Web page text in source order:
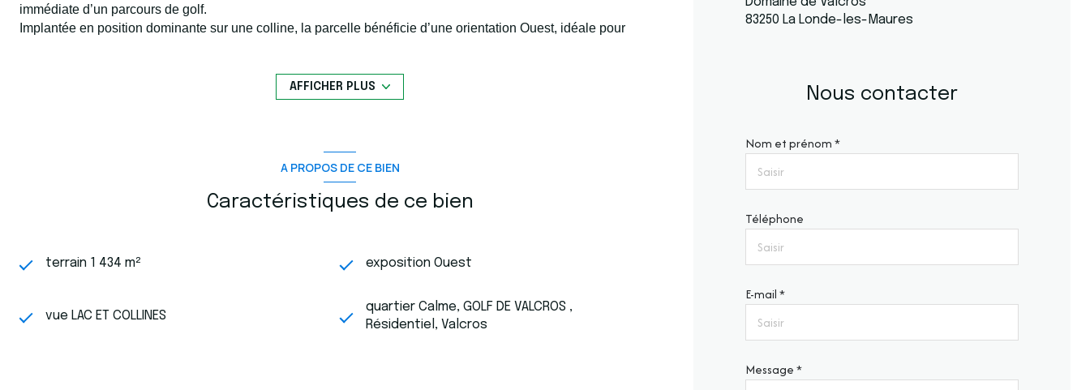
immédiate d’un parcours de golf.
Implantée en position dominante sur une colline, la parcelle bénéficie d’une orientation Ouest, idéale pour
Le terrain offre un cadre naturel et paisible, parfait pour la réalisation d’une
Prix et informations complémentaires sur demande.au 06 76 54 04 03 - 06 70 14 34 84
AFFICHER PLUS
A PROPOS DE CE BIEN
Caractéristiques de ce bien
terrain 1 434 m² exposition Ouest
vue LAC ET COLLINES
quartier Calme, GOLF DE VALCROS ,
Résidentiel, Valcros
83250 La Londe-les-Maures
Nous contacter
Nom et prénom *
Téléphone
E-mail *
Message *